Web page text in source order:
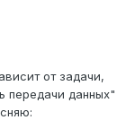
от задачи,
передачи данных"